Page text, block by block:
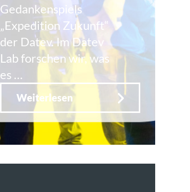
Gedankenspiels
„Expedition Zukunft“
der Datev. Im Datev
Lab forschen wir, was
es …
Weiterlesen